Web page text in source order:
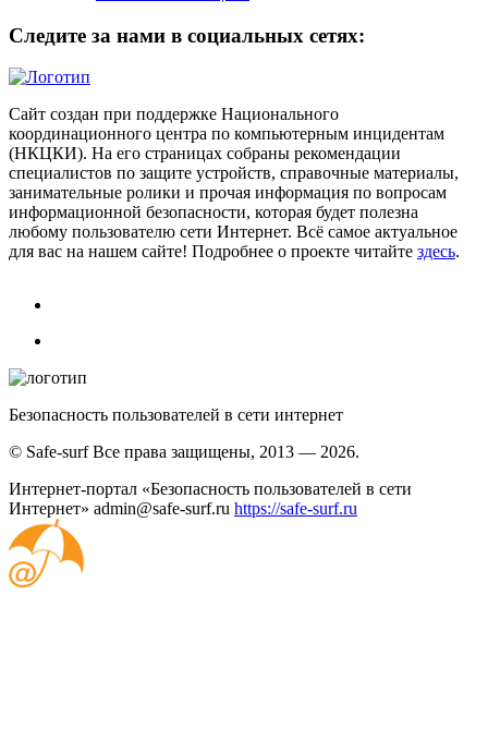
Следите за нами в социальных сетях:
Сайт создан при поддержке Национального
координационного центра по компьютерным инцидентам
(НКЦКИ). На его страницах собраны рекомендации
специалистов по защите устройств, справочные материалы,
занимательные ролики и прочая информация по вопросам
информационной безопасности, которая будет полезна
любому пользователю сети Интернет. Всё самое актуальное
для вас на нашем сайте! Подробнее о проекте читайте здесь.
Безопасность пользователей в сети интернет
© Safe-surf Все права защищены, 2013 — 2026.
Интернет-портал «Безопасность пользователей в сети
Интернет» admin@safe-surf.ru https://safe-surf.ru